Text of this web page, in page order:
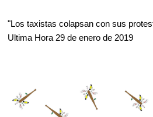
"Los taxistas colapsan con sus
Ultima Hora 29 de enero de 2019